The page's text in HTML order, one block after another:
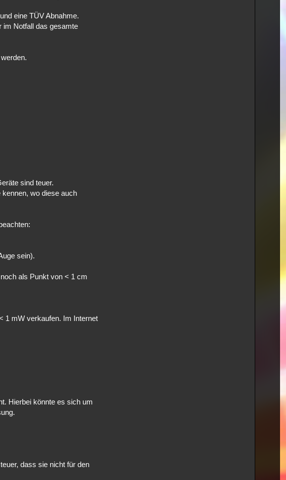
eine TÜV Abnahme.
im Notfall das gesamte
sind teuer.
wo diese auch
sein).
als Punkt von < 1 cm
1 mW verkaufen. Im Internet
Hierbei könnte es sich um
dass sie nicht für den